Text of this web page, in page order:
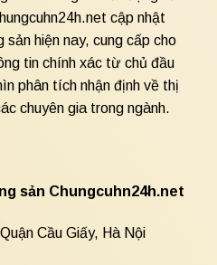
cập nhật
hiện nay, cung cấp cho
tin chính xác từ chủ đầu
phân tích nhận định về thị
chuyên gia trong ngành.
sản Chungcuhn24h.net
Cầu Giấy, Hà Nội